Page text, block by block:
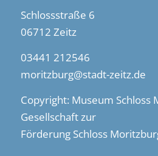
Schlossstraße 6
06712 Zeitz
03441 212546
moritzburg@stadt-zeitz.de
Copyright: Museum Schloss
Gesellschaft zur
Förderung Schloss